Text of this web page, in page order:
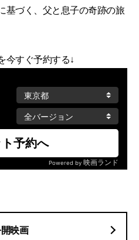
基づく、父と息子の奇跡の旅
今すぐ予約する↓
映画